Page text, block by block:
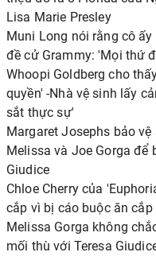
Lisa Marie Presley
Muni Long nói rằng cô
đề cử Grammy: 'Mọi thứ
Whoopi Goldberg cho
quyền' -Nhà vệ sinh lấy
sắt thực sự'
Margaret Josephs bảo
Melissa và Joe Gorga để
Giudice
Chloe Cherry của
cắp vì bị cáo buộc ăn
Melissa Gorga không
mối thù với Teresa